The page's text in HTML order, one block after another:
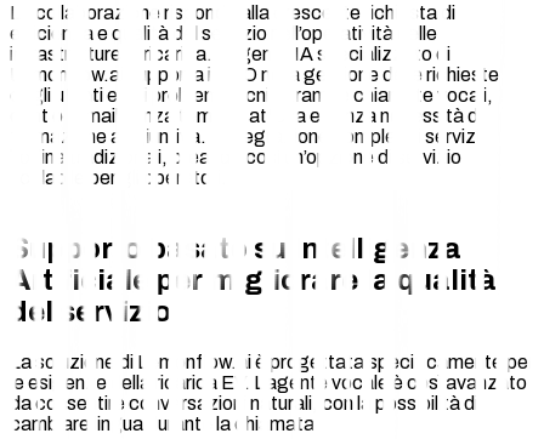
La collaborazione risponde alla crescente richiesta di
efficienza e qualità del servizio nell’operatività delle
infrastrutture di ricarica. L’agente IA specializzato di
Lemonflow.ai supporta i CPO nella gestione delle richieste
degli utenti e dei problemi tecnici tramite chiamate vocali,
chat o e-mail senza tempi di attesa e senza necessità di
formazione aggiuntiva. L’integrazione completa i servizi
hotline tradizionali, creando così un’opzione di servizio
scalabile per gli operatori.
Supporto basato su Intelligenza
Artificiale per migliorare la qualità
del servizio
La soluzione di Lemonflow.ai è progettata specificamente per
le esigenze della ricarica EV. L’agente vocale è così avanzato
da consentire conversazioni naturali, con la possibilità di
cambiare lingua durante la chiamata.